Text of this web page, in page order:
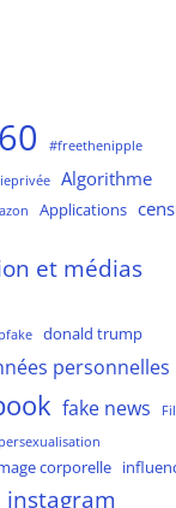
#freethenipple
Algorithme
Applications
et médias
donald trump
personnelles
fake news
corporelle
instagram